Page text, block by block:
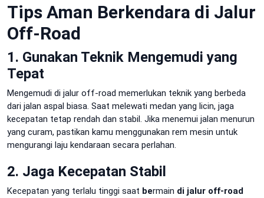
Tips Aman Berkendara di Jalur
Off-Road
1. Gunakan Teknik Mengemudi yang
Tepat
Mengemudi di jalur off-road memerlukan teknik yang berbeda
dari jalan aspal biasa. Saat melewati medan yang licin, jaga
kecepatan tetap rendah dan stabil. Jika menemui jalan menurun
yang curam, pastikan kamu menggunakan rem mesin untuk
mengurangi laju kendaraan secara perlahan.
2. Jaga Kecepatan Stabil
Kecepatan yang terlalu tinggi saat bermain di jalur off-road